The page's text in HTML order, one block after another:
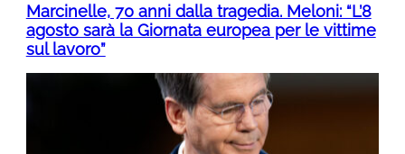
Marcinelle, 70 anni dalla tragedia. Meloni: “L’8
agosto sarà la Giornata europea per le vittime
sul lavoro”